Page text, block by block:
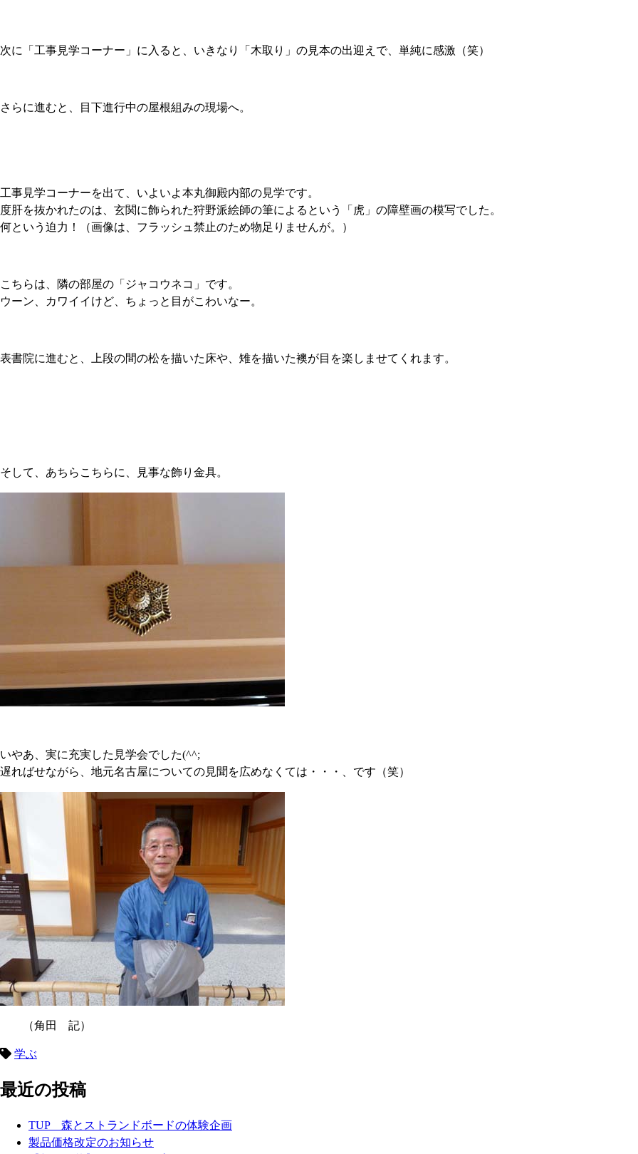
次に「工事見学コーナー」に入ると、いきなり「木取り」の見本の出迎えで、単純に感激（笑）
さらに進むと、目下進行中の屋根組みの現場へ。
工事見学コーナーを出て、いよいよ本丸御殿内部の見学です。
度肝を抜かれたのは、玄関に飾られた狩野派絵師の筆によるという「虎」の障壁画の模写でした。
何という迫力！（画像は、フラッシュ禁止のため物足りませんが。）
こちらは、隣の部屋の「ジャコウネコ」です。
ウーン、カワイイけど、ちょっと目がこわいなー。
表書院に進むと、上段の間の松を描いた床や、雉を描いた襖が目を楽しませてくれます。
そして、あちらこちらに、見事な飾り金具。
いやあ、実に充実した見学会でした(^^;
遅ればせながら、地元名古屋についての見聞を広めなくては・・・、です（笑）
（角田 記）
学ぶ
最近の投稿
TUP 森とストランドボードの体験企画
製品価格改定のお知らせ